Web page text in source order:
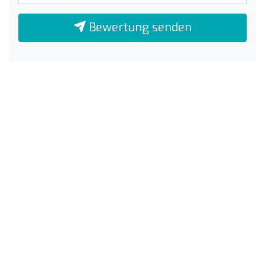
Bewertung senden